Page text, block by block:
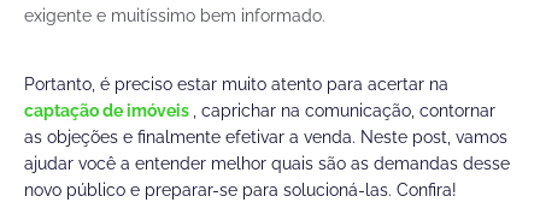
exigente e muitíssimo bem informado.
Portanto, é preciso estar muito atento para acertar na
captação de imóveis
, caprichar na comunicação, contornar
as objeções e finalmente efetivar a venda. Neste post, vamos
ajudar você a entender melhor quais são as demandas desse
novo público e preparar-se para solucioná-las. Confira!